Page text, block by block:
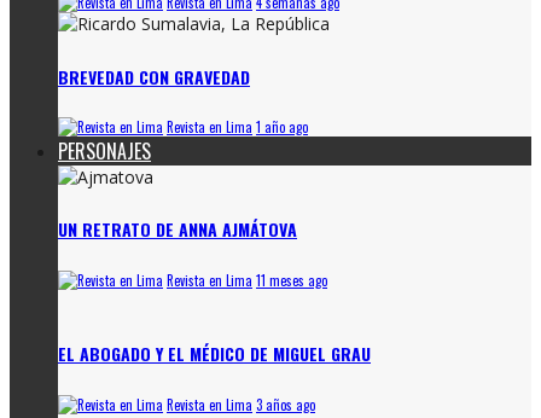
BREVEDAD CON GRAVEDAD
Revista en Lima 1 año ago
PERSONAJES
UN RETRATO DE ANNA AJMÁTOVA
Revista en Lima 11 meses ago
EL ABOGADO Y EL MÉDICO DE MIGUEL GRAU
Revista en Lima 3 años ago